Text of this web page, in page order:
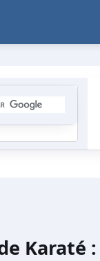
Karaté :